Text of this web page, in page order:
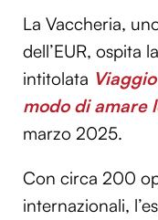
La Vaccheria,
dell’EUR, ospita
intitolata
modo di amare
marzo 2025.
Con circa 200
internazionali,